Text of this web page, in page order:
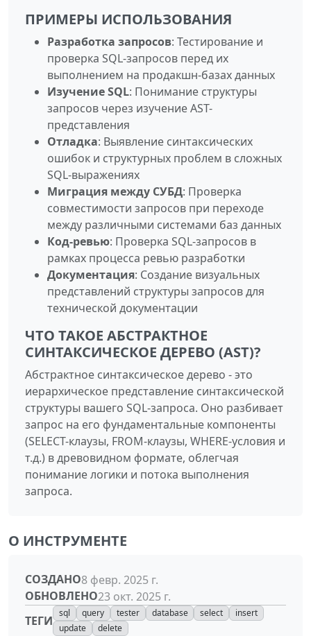
ПРИМЕРЫ ИСПОЛЬЗОВАНИЯ
Разработка запросов: Тестирование и
проверка SQL-запросов перед их
выполнением на продакшн-базах данных
Изучение SQL: Понимание структуры
запросов через изучение AST-
представления
Отладка: Выявление синтаксических
ошибок и структурных проблем в сложных
SQL-выражениях
Миграция между СУБД: Проверка
совместимости запросов при переходе
между различными системами баз данных
Код-ревью: Проверка SQL-запросов в
рамках процесса ревью разработки
Документация: Создание визуальных
представлений структуры запросов для
технической документации
ЧТО ТАКОЕ АБСТРАКТНОЕ
СИНТАКСИЧЕСКОЕ ДЕРЕВО (AST)?
Абстрактное синтаксическое дерево - это
иерархическое представление синтаксической
структуры вашего SQL-запроса. Оно разбивает
запрос на его фундаментальные компоненты
(SELECT-клаузы, FROM-клаузы, WHERE-условия и
т.д.) в древовидном формате, облегчая
понимание логики и потока выполнения
запроса.
О ИНСТРУМЕНТЕ
СОЗДАНО8 февр. 2025 г.
ОБНОВЛЕНО23 окт. 2025 г.
ТЕГИ
sql query tester database select
insert
update
delete